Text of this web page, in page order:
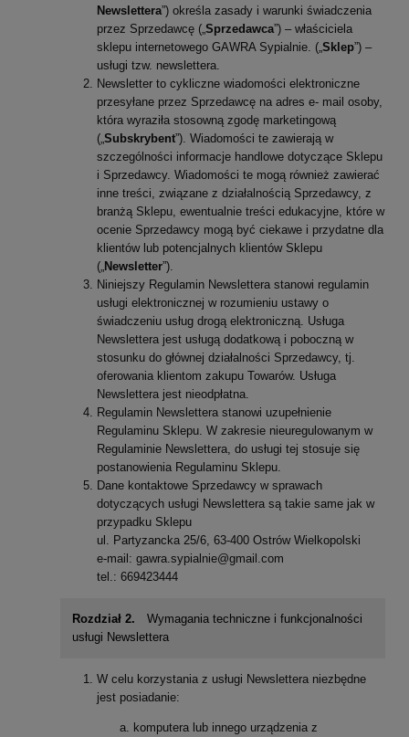
Newslettera”) określa zasady i warunki świadczenia
przez Sprzedawcę („ Sprzedawca”) – właściciela
sklepu internetowego GAWRA Sypialnie. („ Sklep”) –
usługi tzw. newslettera.
Newsletter to cykliczne wiadomości elektroniczne
przesyłane przez Sprzedawcę na adres e- mail osoby,
która wyraziła stosowną zgodę marketingową
(„ Subskrybent”). Wiadomości te zawierają w
szczególności informacje handlowe dotyczące Sklepu
i Sprzedawcy. Wiadomości te mogą również zawierać
inne treści, związane z działalnością Sprzedawcy, z
branżą Sklepu, ewentualnie treści edukacyjne, które w
ocenie Sprzedawcy mogą być ciekawe i przydatne dla
klientów lub potencjalnych klientów Sklepu
(„ Newsletter”).
Niniejszy Regulamin Newslettera stanowi regulamin
usługi elektronicznej w rozumieniu ustawy o
świadczeniu usług drogą elektroniczną. Usługa
Newslettera jest usługą dodatkową i poboczną w
stosunku do głównej działalności Sprzedawcy, tj.
oferowania klientom zakupu Towarów. Usługa
Newslettera jest nieodpłatna.
Regulamin Newslettera stanowi uzupełnienie
Regulaminu Sklepu. W zakresie nieuregulowanym w
Regulaminie Newslettera, do usługi tej stosuje się
postanowienia Regulaminu Sklepu.
Dane kontaktowe Sprzedawcy w sprawach
dotyczących usługi Newslettera są takie same jak w
przypadku Sklepu
ul. Partyzancka 25/6, 63-400 Ostrów Wielkopolski
e-mail: gawra.sypialnie@gmail.com
tel.: 669423444
Rozdział 2.
Wymagania techniczne i funkcjonalności
usługi Newslettera
W celu korzystania z usługi Newslettera niezbędne
jest posiadanie:
komputera lub innego urządzenia z